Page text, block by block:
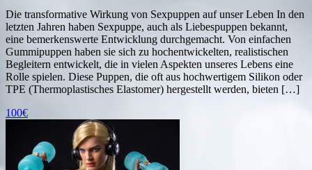
Die transformative Wirkung von Sexpuppen auf unser Leben In den
letzten Jahren haben Sexpuppe, auch als Liebespuppen bekannt,
eine bemerkenswerte Entwicklung durchgemacht. Von einfachen
Gummipuppen haben sie sich zu hochentwickelten, realistischen
Begleitern entwickelt, die in vielen Aspekten unseres Lebens eine
Rolle spielen. Diese Puppen, die oft aus hochwertigem Silikon oder
TPE (Thermoplastisches Elastomer) hergestellt werden, bieten […]
100€